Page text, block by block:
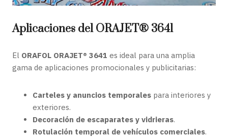
Aplicaciones del ORAJET® 3641
El ORAFOL ORAJET® 3641 es ideal para una amplia
gama de aplicaciones promocionales y publicitarias:
Carteles y anuncios temporales para interiores y
exteriores.
Decoración de escaparates y vidrieras.
Rotulación temporal de vehículos comerciales.